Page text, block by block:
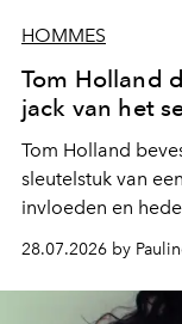
HOMMES
Tom Holland
jack van het
Tom Holland
sleutelstuk van
invloeden en
samenkomen.
28.07.2026 by